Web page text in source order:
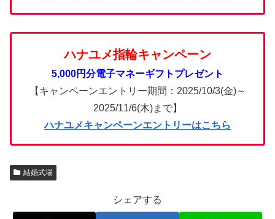
ハナユメ指輪キャンペーン
5,000円分電子マネーギフトプレゼント
【キャンペーンエントリー期間：2025/10/3(金)～
2025/11/6(木)まで】
ハナユメキャンペーンエントリーはこちら
結婚式場
シェアする